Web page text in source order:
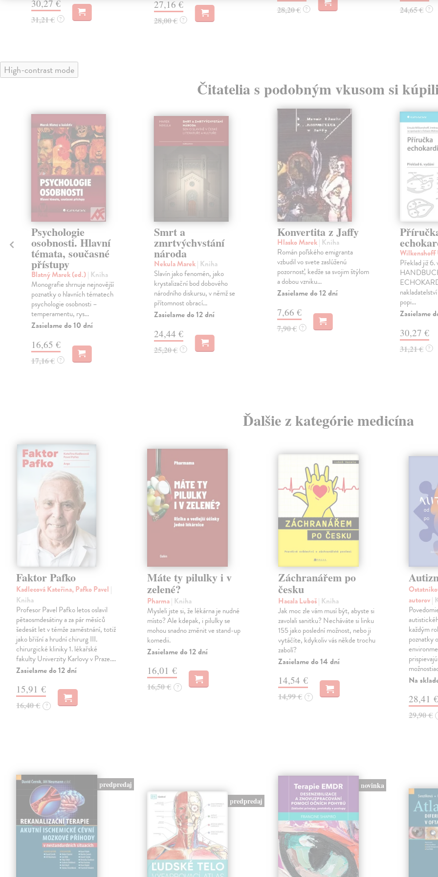
30,27 €
31,21 € ?
27,16 €
28,00 € ?
28,20 € ? 24,65 € ?
High-contrast mode
Čitatelia s podobným vkusom si
Psychologie
osobnosti. Hlavní
témata, současné
přístupy
Blatný Marek (ed.)| Kniha
Monografie shrnuje nejnovější
poznatky o hlavních tématech
psychologie osobnosti –
temperamentu, rys...
Zasielame do 10 dní
16,65 €
17,16 € ?
Smrt a
zmrtvýchvstání
národa
Nekula Marek| Kniha
Slavín jako fenomén, jako
krystalizační bod dobového
národního diskursu, v němž se
přítomnost obrací...
Zasielame do 12 dní
24,44 €
25,20 € ?
Konvertita z Jaffy
Hlasko Marek| Kniha
Román poľského emigranta
vzbudil vo svete zaslúženú
pozornosť, kedže sa svojim štýlom
a dobou vzniku...
Zasielame do 12 dní
7,66 €
7,90 € ?
Wilkenshoff
Překlad již 6.
popi...
Zasielame
30,27 €
31,21 € ?
Ďalšie z kategórie medicína
Faktor Pafko
Kadlecová Kateřina, Pafko Pavel |
Kniha
Profesor Pavel Pafko letos oslavil
pětaosmdesátiny a za pár měsíců
šedesát let v témže zaměstnání, totiž
jako břišní a hrudní chirurg III.
chirurgické kliniky 1. lékařské
fakulty Univerzity Karlovy v Praze.…
Zasielame do 12 dní
15,91 €
16,40 € ?
Máte ty pilulky i v
zelené?
Pharma| Kniha
Mysleli jste si, že lékárna je nudné
místo? Ale kdepak, i pilulky se
mohou snadno změnit ve stand-up
komedii.
Zasielame do 12 dní
16,01 €
16,50 € ?
Záchranářem po
česku
Hacala Luboš| Kniha
Jak moc zle vám musí být, abyste si
zavolali sanitku? Necháváte si linku
155 jako poslední možnost, nebo ji
vytáčíte, kdykoliv vás někde trochu
zabolí?
Zasielame do 14 dní
14,54 €
14,99 € ?
autorov|
každým
poznatky
Na
28,41
29,90 €
predpredaj
predpredaj
novinka